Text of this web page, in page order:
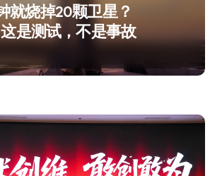
就烧掉20颗卫星？
是测试，不是事故